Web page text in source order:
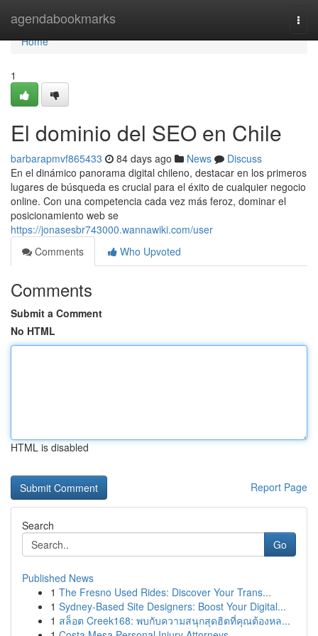
agendabookmarks
Home
Home
1
El dominio del SEO en Chile
barbarapmvf865433 84 days ago News
Discuss
En el dinámico panorama digital chileno, destacar en los primeros
lugares de búsqueda es crucial para el éxito de cualquier negocio
online. Con una competencia cada vez más feroz, dominar el
posicionamiento web se
https://jonasesbr743000.wannawiki.com/user
Comments
Who Upvoted
Comments
Submit a Comment
No HTML
HTML is disabled
Report Page
Search
Go
Published News
1 The Fresno Used Rides: Discover Your Trans...
1 Sydney-Based Site Designers: Boost Your Digital...
1 สล็อต Creek168: พบกับความสนุกสุดฮิตที่คุณต้องหล...